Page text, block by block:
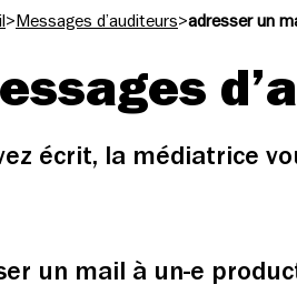
> Messages d’auditeurs>adresser un
écrit, la médiatrice
un mail à un-e